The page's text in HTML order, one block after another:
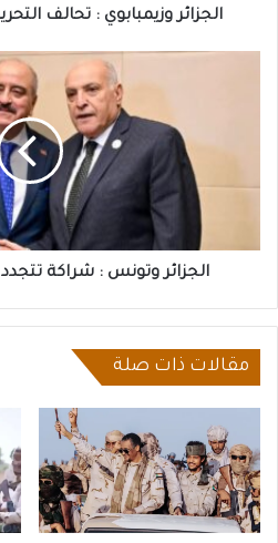
الجزائر وزيمبابوي : تحالف التحرير
أبابا
الجزائر وتونس : شراكة
مقالات ذات صلة